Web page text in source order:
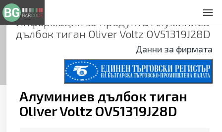
Информация за продуктаАлуминиев
дълбок тиган Oliver Voltz OV51319J28D
Данни за фирмата
Алуминиев дълбок тиган
Oliver Voltz OV51319J28D
Общи условия
Декларация за проверителност
Заснемане на продукти
Контакти